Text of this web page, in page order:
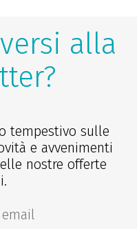
alla
tempestivo sulle
e avvenimenti
nostre offerte